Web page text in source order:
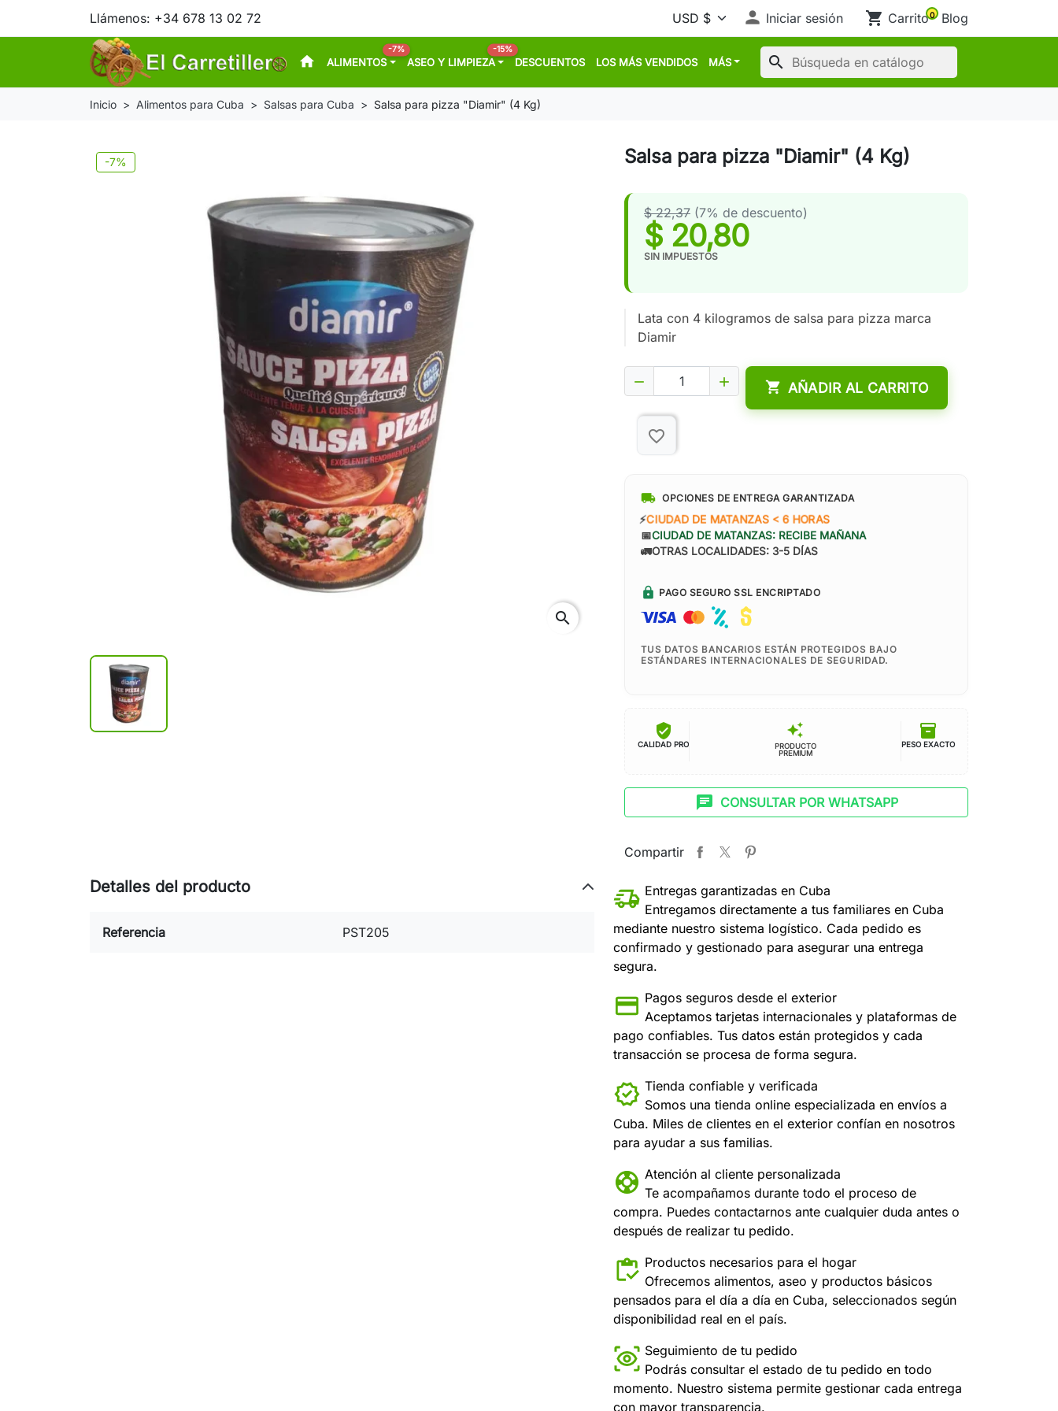
Llámenos: +34 678 13 02 72  Iniciar sesión shopping_cart Carrito0 Blog
home ALIMENTOS
-7%
ASEO Y LIMPIEZA
-15%
DESCUENTOS LOS MÁS VENDIDOS MÁS search
Inicio Alimentos para Cuba Salsas para Cuba Salsa para pizza "Diamir" (4 Kg)
-7%
search
Salsa para pizza "Diamir" (4 Kg)
$ 22,37 (7% de descuento)
$ 20,80
SIN IMPUESTOS
Lata con 4 kilogramos de salsa para pizza marca
Diamir
   AÑADIR AL CARRITO
favorite_border
local_shipping OPCIONES DE ENTREGA GARANTIZADA
⚡CIUDAD DE MATANZAS < 6 HORAS
📅CIUDAD DE MATANZAS: RECIBE MAÑANA
🚛OTRAS LOCALIDADES: 3-5 DÍAS
lock PAGO SEGURO SSL ENCRIPTADO
TUS DATOS BANCARIOS ESTÁN PROTEGIDOS BAJO
ESTÁNDARES INTERNACIONALES DE SEGURIDAD.
verified_user
CALIDAD PRO
auto_awesome
PRODUCTO
PREMIUM
inventory_2
PESO EXACTO
chat CONSULTAR POR WHATSAPP
Compartir
Entregas garantizadas en Cuba
Entregamos directamente a tus familiares en Cuba
mediante nuestro sistema logístico. Cada pedido es
confirmado y gestionado para asegurar una entrega
segura.
Pagos seguros desde el exterior
Aceptamos tarjetas internacionales y plataformas de
pago confiables. Tus datos están protegidos y cada
transacción se procesa de forma segura.
Tienda confiable y verificada
Somos una tienda online especializada en envíos a
Cuba. Miles de clientes en el exterior confían en nosotros
para ayudar a sus familias.
Atención al cliente personalizada
Te acompañamos durante todo el proceso de
compra. Puedes contactarnos ante cualquier duda antes o
después de realizar tu pedido.
Productos necesarios para el hogar
Ofrecemos alimentos, aseo y productos básicos
pensados para el día a día en Cuba, seleccionados según
disponibilidad real en el país.
Seguimiento de tu pedido
Podrás consultar el estado de tu pedido en todo
momento. Nuestro sistema permite gestionar cada entrega
con mayor transparencia.
Detalles del producto
Referencia PST205